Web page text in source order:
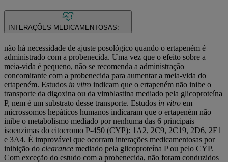
INTERAÇÕES MEDICAMENTOSAS:
não há necessidade de ajuste posológico quando o ertapeném é
administrado com a probenecida. Uma vez que o efeito sobre a
meia-vida é pequeno, não se recomenda a administração
concomitante com a probenecida para aumentar a meia-vida do
ertapeném. Estudos in vitro indicam que o ertapeném não inibe o
transporte da digoxina ou da vimblastina mediado pela glicoproteína
P, nem é um substrato desse transporte. Estudos in vitro em
microssomos hepáticos humanos indicaram que o ertapeném não
inibe o metabolismo mediado por nenhuma das 6 principais
isoenzimas do citocromo P-450 (CYP): 1A2, 2C9, 2C19, 2D6, 2E1
e 3A4. É improvável que ocorram interações medicamentosas por
inibição do clearance mediado pela glicoproteína P ou pelo CYP.
Com exceção do estudo com a probenecida, não foram conduzidos